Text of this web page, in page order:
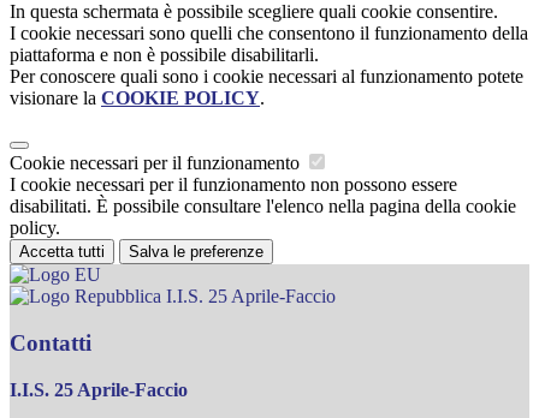
In questa schermata è possibile scegliere quali cookie consentire.
I cookie necessari sono quelli che consentono il funzionamento della
piattaforma e non è possibile disabilitarli.
Per conoscere quali sono i cookie necessari al funzionamento potete
visionare la COOKIE POLICY.
Cookie necessari per il funzionamento
I cookie necessari per il funzionamento non possono essere
disabilitati. È possibile consultare l'elenco nella pagina della cookie
policy.
Accetta tutti Salva le preferenze
I.I.S. 25 Aprile-Faccio
Contatti
I.I.S. 25 Aprile-Faccio